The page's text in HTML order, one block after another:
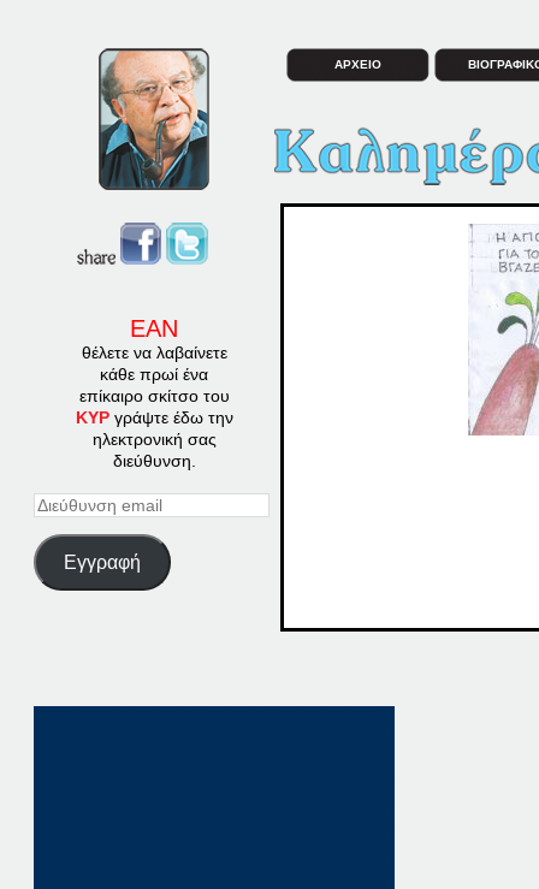
ΕΑΝ
θέλετε να λαβαίνετε
κάθε πρωί ένα
επίκαιρο σκίτσο του
ΚΥΡγράψτε έδω την
ηλεκτρονική σας
διεύθυνση.
Διεύθυνση
Εγγραφή
ΑΡΧΕΙΟ